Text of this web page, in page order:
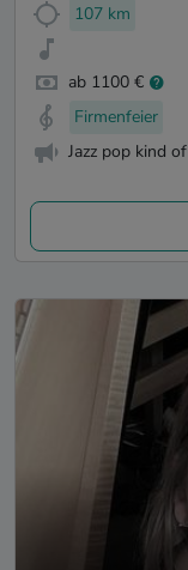
107 km
ab 1100 €
Firmenfeier
Jazz pop kind of